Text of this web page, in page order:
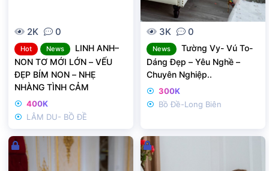
2K 0
Hot News
LINH ANH–
NON TƠ MỚI LỚN – VẾU
ĐẸP BÍM NON – NHẸ
NHÀNG TÌNH CẢM
400K
LÂM DU- BỒ ĐỀ
3K 0
News
Tường Vy- Vú To-
Dáng Đẹp – Yêu Nghề –
Chuyên Nghiệp..
300K
Bồ Đề-Long Biên
Đ
Đ
ã